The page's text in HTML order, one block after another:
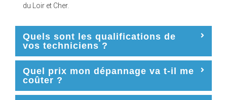
du Loir et Cher.
Quels sont les qualifications de
vos techniciens ?
Quel prix mon dépannage va t-il me
coûter ?